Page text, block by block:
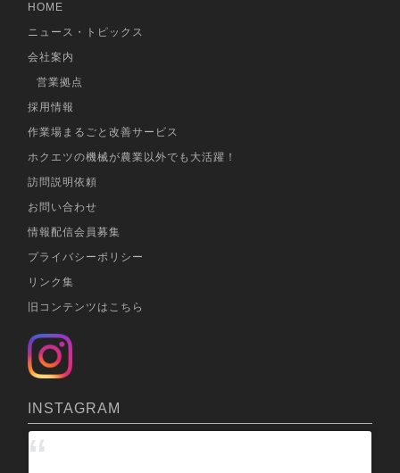
購入する際の選定基準は何だったか
作業工程の流れを相談した所、販売店の営業
マンからフレタンクの提案があったから。
実際に使ってみた感想
フレコンに玄米を投入し台秤との組合せで量
調整をシャッターで仕上げる事ができ便利！
紙袋詰めにしたい時はフレタンクと昇降機が
キャスター付きなので移動も楽に行う事がで
きています
2011年8月に「フレタンクFT-5D」を購入さ
れた 「山形県酒田市の池田様」より /水稲作
付面積20ha
HOME
ニュース・トピックス
会社案内
営業拠点
採用情報
作業場まるごと改善サービス
ホクエツの機械が農業以外でも大活躍！
訪問説明依頼
お問い合わせ
情報配信会員募集
プライバシーポリシー
リンク集
旧コンテンツはこちら
INSTAGRAM